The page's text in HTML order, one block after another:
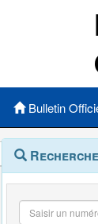
Bulletin
Navigation
et
outils
annexes
Menu
contextuel
Recherche